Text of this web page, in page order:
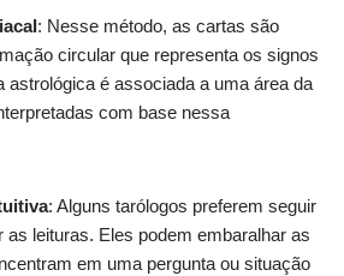
: Nesse método, as cartas são
circular que representa os signos
astrológica é associada a uma área da
com base nessa
: Alguns tarólogos preferem seguir
as leituras. Eles podem embaralhar as
em uma pergunta ou situação